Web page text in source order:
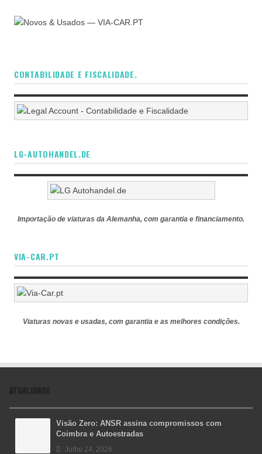
CONTABILIDADE E FISCALIDADE.
LG-AUTOHANDEL.DE
Importação de viaturas da Alemanha, com garantia e financiamento.
VIA-CAR.PT
Viaturas novas e usadas, com garantia e as melhores condições.
ATUALIDADE
Visão Zero: ANSR assina compromissos com
Coimbra e Autoestradas
Julho 24, 2026